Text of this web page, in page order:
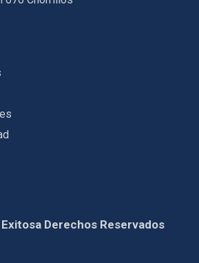
Derechos Reservados